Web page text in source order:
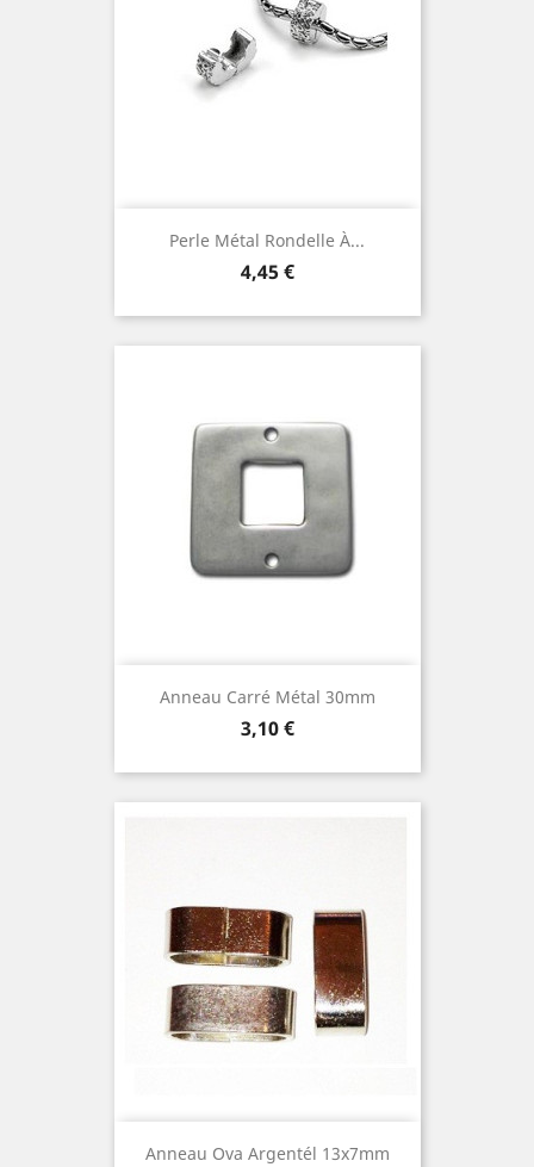
Perle Métal Rondelle À...
Prix
4,45 €
Anneau Carré Métal 30mm
Prix
3,10 €
Anneau Ova Argentél 13x7mm